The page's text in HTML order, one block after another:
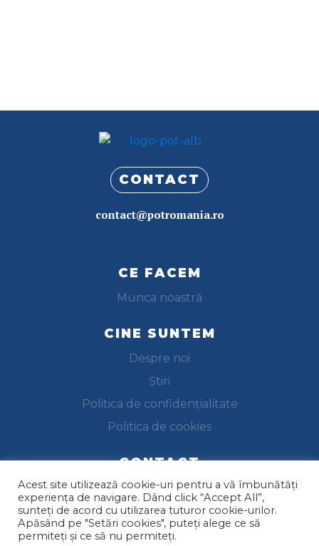
CONTACT
contact@potromania.ro
CE FACEM
Munca noastră
CINE SUNTEM
Despre noi
Știri
Politica de confidențialitate
Politica de cookies
CONTACT
Trimite-ne un email
Acest site utilizează cookie-uri pentru a vă îmbunătăți
experiența de navigare. Dând click “Accept All”,
sunteți de acord cu utilizarea tuturor cookie-urilor.
Apăsând pe "Setări cookies", puteți alege ce să
permiteți și ce să nu permiteți.